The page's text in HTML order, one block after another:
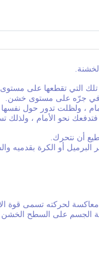
تلك التي تقطعها على
في جرّه على مستوى خشن.
، ولظلت تدور حول
نحو الأمام ، ولذلك
أن نتحرك.
أو الكرة بقدميه
لحركته تسمى قوة
الجسم على السطح الخشن